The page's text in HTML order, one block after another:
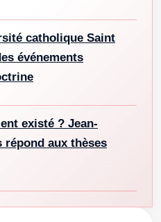
catholique Saint
événements
existé ? Jean-
aux thèses